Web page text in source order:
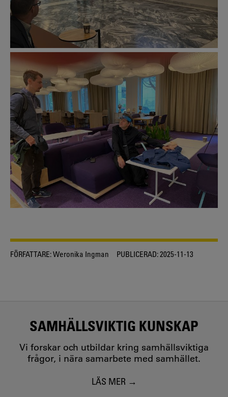
FÖRFATTARE:Weronika Ingman PUBLICERAD:2025-11-13
SAMHÄLLSVIKTIG KUNSKAP
Vi forskar och utbildar kring samhällsviktiga
frågor, i nära samarbete med samhället.
LÄS MER